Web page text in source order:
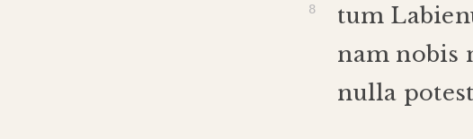
tum
nam nobis
nulla potest